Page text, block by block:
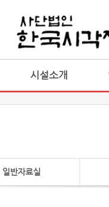
시설소개
일반자료실